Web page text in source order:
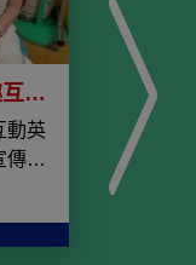
動
宣
動英
傳片